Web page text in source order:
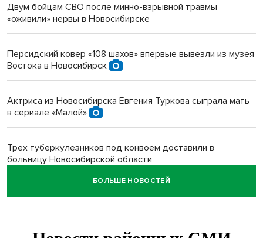
Двум бойцам СВО после минно-взрывной травмы
«оживили» нервы в Новосибирске
Персидский ковер «108 шахов» впервые вывезли из музея
Востока в Новосибирск
Актриса из Новосибирска Евгения Туркова сыграла мать
в сериале «Малой»
Трех туберкулезников под конвоем доставили в
больницу Новосибирской области
В Новосибирске курьер на велосипеде сломал ребенку
БОЛЬШЕ НОВОСТЕЙ